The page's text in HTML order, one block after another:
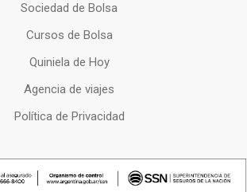
Sociedad de Bolsa
Cursos de Bolsa
Quiniela de Hoy
Agencia de viajes
Política de Privacidad